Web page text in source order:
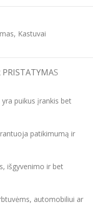
, Kastuvai
puikus įrankis bet
patikimumą ir
išgyvenimo ir bet
automobiliui ar